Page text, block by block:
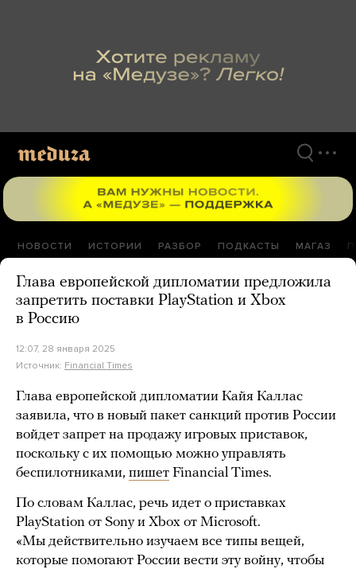
НОВОСТИ ИСТОРИИ РАЗБОР ПОДКАСТЫ МАГАЗ
Глава европейской дипломатии предложила
запретить поставки PlayStation и Xbox
в Россию
12:07, 28 января 2025
Источник: Financial Times
Глава европейской дипломатии Кайя Каллас
заявила, что в новый пакет санкций против России
войдет запрет на продажу игровых приставок,
поскольку с их помощью можно управлять
беспилотниками, пишет Financial Times.
По словам Каллас, речь идет о приставках
PlayStation от Sony и Xbox от Microsoft.
«Мы действительно изучаем все типы вещей,
которые помогают России вести эту войну, чтобы